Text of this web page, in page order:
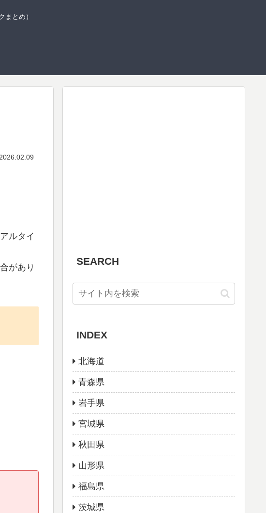
まとめ）
2026.02.09
ルタイ
があり
SEARCH
INDEX
北海道
青森県
岩手県
宮城県
秋田県
山形県
福島県
茨城県